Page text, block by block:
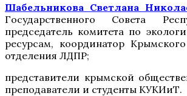
Шабельникова Светлана
Государственного Совета
председатель комитета по
ресурсам, координатор
отделения ЛДПР;
представители крымской
преподаватели и студенты КУКИиТ.